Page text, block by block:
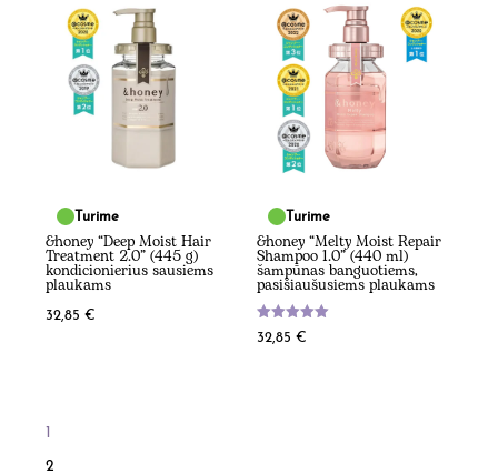
Turime
&honey “Deep Moist Hair
Treatment 2.0” (445 g)
kondicionierius sausiems
plaukams
32,85€
Turime
&honey “Melty Moist Repair
Shampoo 1.0” (440 ml)
šampūnas banguotiems,
pasišiaušusiems plaukams
Įvertinimas:
5.00
32,85€
2